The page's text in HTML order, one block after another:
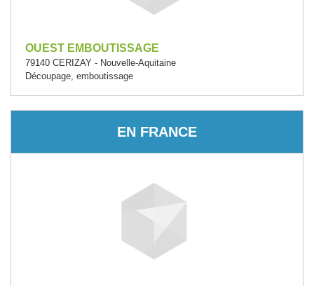
OUEST EMBOUTISSAGE
79140 CERIZAY - Nouvelle-Aquitaine
Découpage, emboutissage
EN FRANCE